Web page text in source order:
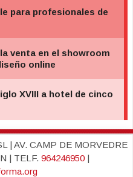
| AV. CAMP DE MORVEDRE
| TELF. 964246950|